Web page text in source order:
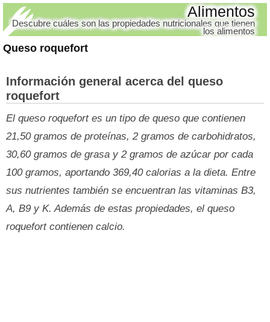
Queso roquefort
Alimentos
Descubre cuáles son las propiedades nutricionales que tienen
los alimentos
Información general acerca del queso
roquefort
El queso roquefort es un tipo de queso que contienen
21,50 gramos de proteínas, 2 gramos de carbohidratos,
30,60 gramos de grasa y 2 gramos de azúcar por cada
100 gramos, aportando 369,40 calorias a la dieta. Entre
sus nutrientes también se encuentran las vitaminas B3,
A, B9 y K. Además de estas propiedades, el queso
roquefort contienen calcio.